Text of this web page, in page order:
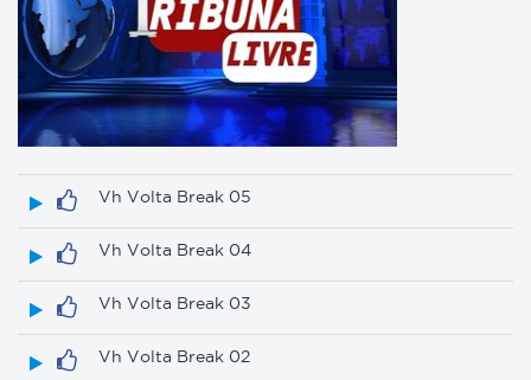
Vh Volta Break 05
Vh Volta Break 04
Vh Volta Break 03
Vh Volta Break 02